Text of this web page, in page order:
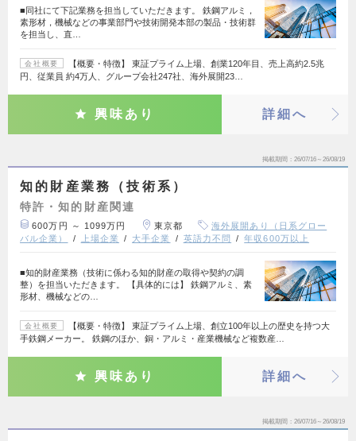
■同社にて下記業務を担当していただきます。 鉄鋼アルミ，
素形材，機械などの事業部門や技術開発本部の製品・技術群
を担当し、直…
会社概要
【概要・特徴】 東証プライム上場、創業120年目、売上高約2.5兆
円、従業員 約4万人、グループ会社247社、海外展開23…
興味あり 詳細へ
掲載期間 26/07/16～26/08/19
知的財産業務（技術系）
特許・知的財産関連
600万円 ～ 1099万円 東京都
海外展開あり（日系グロー
バル企業）
上場企業 大手企業 英語力不問 年収600万以上
■知的財産業務（技術に係わる知的財産の取得や契約の調
整）を担当いただきます。 【具体的には】 鉄鋼アルミ、素
形材、機械などの…
会社概要
【概要・特徴】 東証プライム上場、創立100年以上の歴史を持つ大
手鉄鋼メーカー。 鉄鋼のほか、銅・アルミ・産業機械など複数産…
興味あり 詳細へ
掲載期間 26/07/16～26/08/19